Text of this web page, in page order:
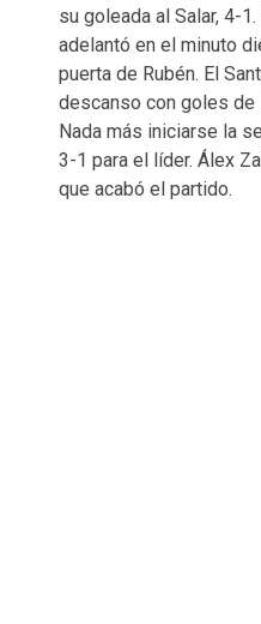
su goleada al Salar, 4-
adelantó en el minuto
puerta de Rubén. El
descanso con goles de
Nada más iniciarse la
3-1 para el líder. Álex
que acabó el partido.